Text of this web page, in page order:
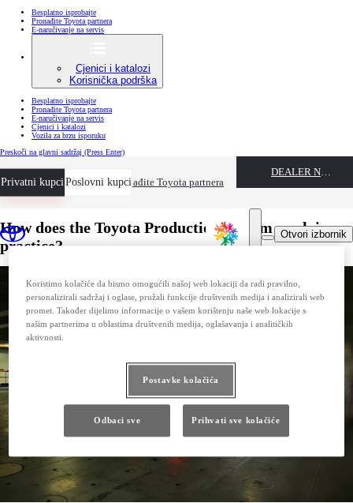
Besplatno isprobajte
Pronađite Toyota partnera
E-naručivanje na servis
Cjenici i katalozi
Korisnička podrška
Besplatno isprobajte
Pronađite Toyota partnera
E-naručivanje na servis
Cjenici i katalozi
Vozila za brzu isporuku
Preskoči na glavni sadržaj (Press Enter)
Privatni kupciPoslovni kupci
Besplatno isprobajte Pronađite Toyota partnera
DEALER NAME
Otvori izbornik
How does the Toyota Production System work in
practice?
Koristimo kolačiće da bismo omogućili našoj web lokaciji da radi pravilno,
personalizirali sadržaj i oglase, pružali funkcije društvenih medija i analizirali web
promet. Također dijelimo informacije o vašem korištenju naše web lokacije s
našim partnerima u oblastima društvenih medija, oglašavanja i analitičkih
aktivnosti.
Postavke kolačića
Odbaci sve Prihvati sve kolačiće